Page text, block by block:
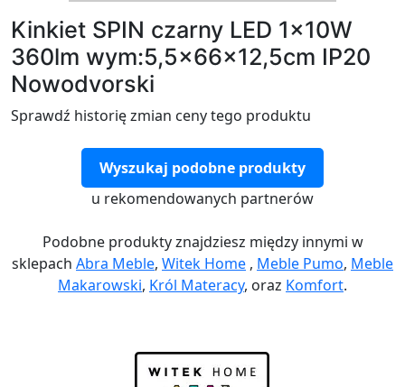
Kinkiet SPIN czarny LED 1x10W
360lm wym:5,5x66x12,5cm IP20
Nowodvorski
Sprawdź historię zmian ceny tego produktu
Wyszukaj podobne produkty
u rekomendowanych partnerów
Podobne produkty znajdziesz między innymi w
sklepach Abra Meble, Witek Home , Meble Pumo, Meble
Makarowski, Król Materacy, oraz Komfort.